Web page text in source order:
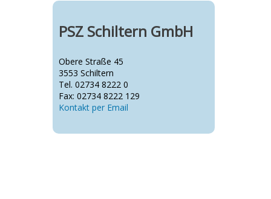
PSZ Schiltern GmbH
Obere Straße 45
3553 Schiltern
Tel. 02734 8222 0
Fax: 02734 8222 129
Kontakt per Email